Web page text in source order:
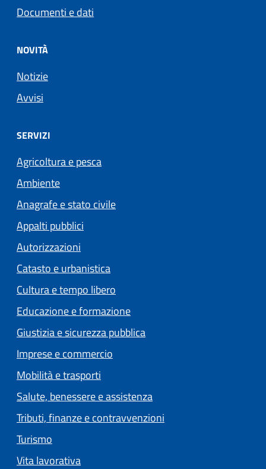
Documenti e dati
NOVITÀ
Notizie
Avvisi
SERVIZI
Agricoltura e pesca
Ambiente
Anagrafe e stato civile
Appalti pubblici
Autorizzazioni
Catasto e urbanistica
Cultura e tempo libero
Educazione e formazione
Giustizia e sicurezza pubblica
Imprese e commercio
Mobilità e trasporti
Salute, benessere e assistenza
Tributi, finanze e contravvenzioni
Turismo
Vita lavorativa